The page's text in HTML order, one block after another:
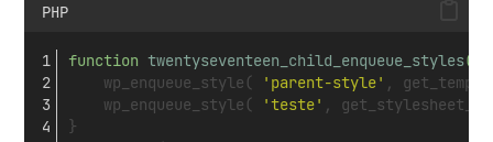
PHP
function twentyseventeen_child_enqueue_styles()
    wp_enqueue_style(
'parent-style'
,
    wp_enqueue_style(
'teste'
,
}